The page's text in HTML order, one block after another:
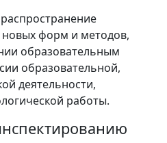
форм и методов,
образовательным
образовательной,
деятельности,
работы.